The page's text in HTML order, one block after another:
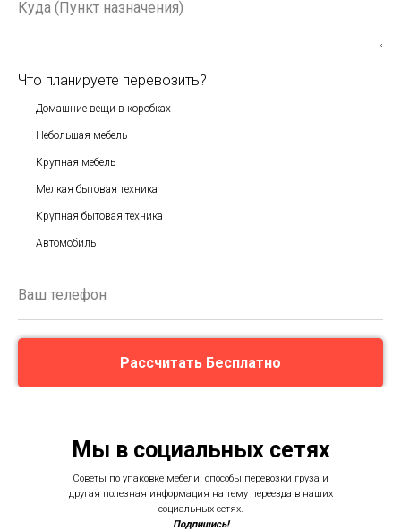
Что планируете перевозить?
Домашние вещи в коробках
Небольшая мебель
Крупная мебель
Мелкая бытовая техника
Крупная бытовая техника
Автомобиль
Рассчитать Бесплатно
Мы в социальных сетях
Советы по упаковке мебели, способы перевозки груза и
другая полезная информация на тему переезда в наших
социальных сетях.
Подпишись!